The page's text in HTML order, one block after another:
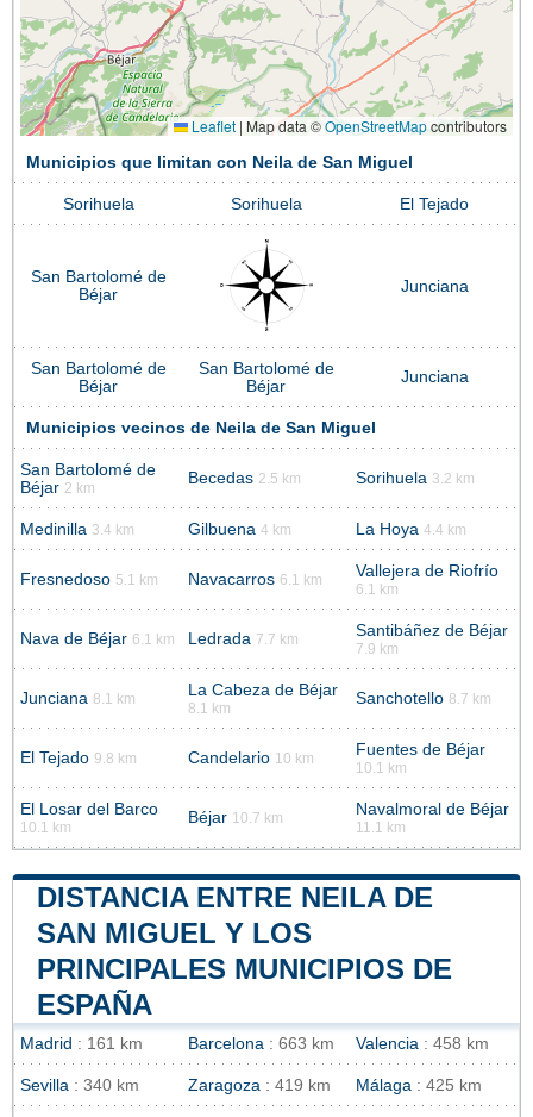
Leaflet | Map data ©OpenStreetMapcontributors
Municipios que limitan con Neila de San Miguel
Sorihuela Sorihuela El Tejado
San Bartolomé de
Béjar
Junciana
San Bartolomé de
Béjar
San Bartolomé de
Béjar
Junciana
Municipios vecinos de Neila de San Miguel
San Bartolomé de
Béjar 2 km
Becedas 2.5 km Sorihuela 3.2 km
Medinilla 3.4 km Gilbuena 4 km La Hoya 4.4 km
Fresnedoso 5.1 km Navacarros 6.1 km Vallejera de Riofrío
6.1 km
Nava de Béjar 6.1 km Ledrada 7.7 km Santibáñez de Béjar
7.9 km
Junciana 8.1 km La Cabeza de Béjar
8.1 km
Sanchotello 8.7 km
El Tejado 9.8 km Candelario 10 km Fuentes de Béjar
10.1 km
El Losar del Barco
10.1 km
Béjar 10.7 km Navalmoral de Béjar
11.1 km
DISTANCIA ENTRE NEILA DE
SAN MIGUEL Y LOS
PRINCIPALES MUNICIPIOS DE
ESPAÑA
Madrid : 161 km Barcelona : 663 km Valencia : 458 km
Sevilla : 340 km Zaragoza : 419 km Málaga : 425 km